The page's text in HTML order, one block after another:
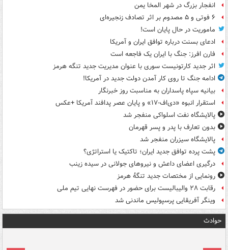
انفجار بزرگ در شهر المخا یمن
۶ فوتی و ۵ مصدوم بر اثر تصادف زنجیره‌ای
ماموریت در حال پایان است!
ادعای بسنت درباره توافق ایران و آمریکا
فارن افرز: جنگ با ایران یک فاجعه است
اثر جدید کارتونیست سوری با عنوان مدیریت جدید تنگه هرمز
ادامه جنگ تا روی کار آمدن دولت جدید در آمریکا!
بیانیه سپاه پاسداران به مناسبت روز خبرنگار
استقرار انبوه «دی‌اف‑۱۷» و پایان عصر پدافند آمریکا +عکس
پالایشگاه نفت اسلواکی منفجر شد
بدون تعارف با پدر و پسر قهرمان
پالایشگاه سیزران منفجر شد
پشت پرده توافق جدید ایران؛ تاکتیک یا استراتژی؟
درگیری اعضای داعش و نیروهای جولانی در سیده زینب
رونمایی از مختصات جدید تنگۀ هرمز
رقابت ۲۸ والیبالیست برای حضور در فهرست نهایی تیم ملی
وینگر آفریقایی پرسپولیس ماندنی شد
حوادث